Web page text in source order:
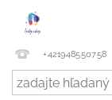
+421948550758